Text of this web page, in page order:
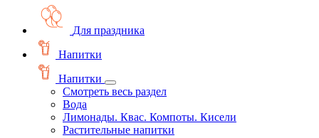
Для праздника
Напитки
Напитки
Смотреть весь раздел
Вода
Лимонады. Квас. Компоты. Кисели
Растительные напитки